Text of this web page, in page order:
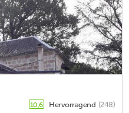
10,6 Hervorragend (248)